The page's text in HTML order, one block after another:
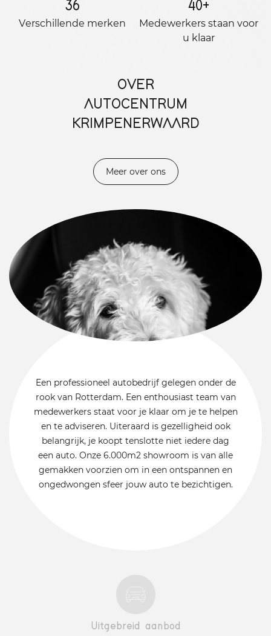
36
Verschillende merken
40+
Medewerkers staan ​​voor
u klaar
OVER
AUTOCENTRUM
KRIMPENERWAARD
Meer over ons
Een professioneel autobedrijf gelegen onder de
rook van Rotterdam. Een enthousiast team van
medewerkers staat voor je klaar om je te helpen
en te adviseren. Uiteraard is gezelligheid ook
belangrijk, je koopt tenslotte niet iedere dag
een auto. Onze 6.000m2 showroom is van alle
gemakken voorzien om in een ontspannen en
ongedwongen sfeer jouw auto te bezichtigen.
Uitgebreid aanbod